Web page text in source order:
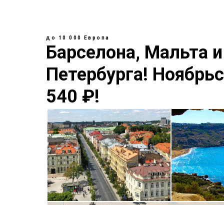
до 10 000 Европа
Барселона, Мальта
Петербурга!
540 ₽!